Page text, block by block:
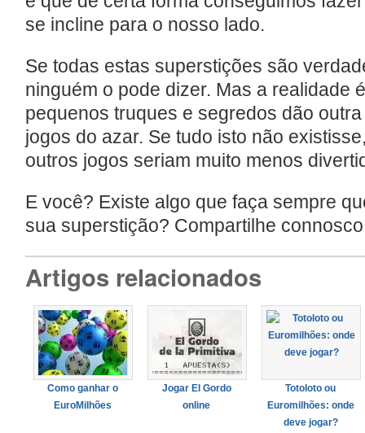
se incline para o nosso lado.
Se todas estas superstições são
ninguém o pode dizer. Mas a realidade
pequenos truques e segredos dão
jogos do azar. Se tudo isto não
outros jogos seriam muito menos
E você? Existe algo que faça sempre
sua superstição? Compartilhe
Artigos relacionados
Como ganhar o
EuroMilhões
Jogar El Gordo
online
Totoloto ou
Euromilhões: onde
deve jogar?